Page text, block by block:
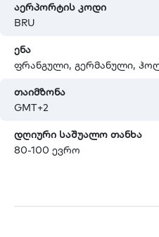
აერპორტის კოდი
BRU
ენა
ფრანგული, გერმანული,
თაიმზონა
GMT+2
დღიური საშუალო თანხა
80-100 ევრო